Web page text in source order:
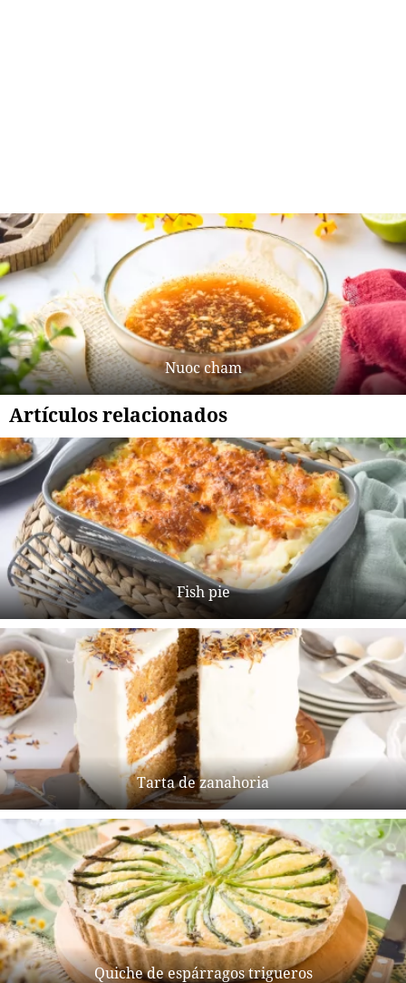
Nuoc cham
Artículos relacionados
Fish pie
Tarta de zanahoria
Quiche de espárragos trigueros